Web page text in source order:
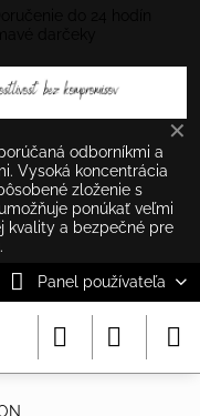
✕
odborníkmi a
Vysoká koncentrácia
zloženie s
ponúkať veľmi
kvality a bezpečné pre
Panel používateľa